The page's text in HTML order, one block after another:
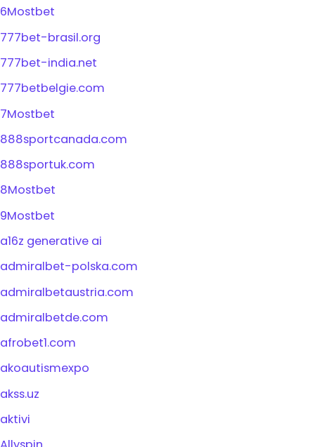
6Mostbet
777bet-brasil.org
777bet-india.net
777betbelgie.com
7Mostbet
888sportcanada.com
888sportuk.com
8Mostbet
9Mostbet
a16z generative ai
admiralbet-polska.com
admiralbetaustria.com
admiralbetde.com
afrobet1.com
akoautismexpo
akss.uz
aktivi